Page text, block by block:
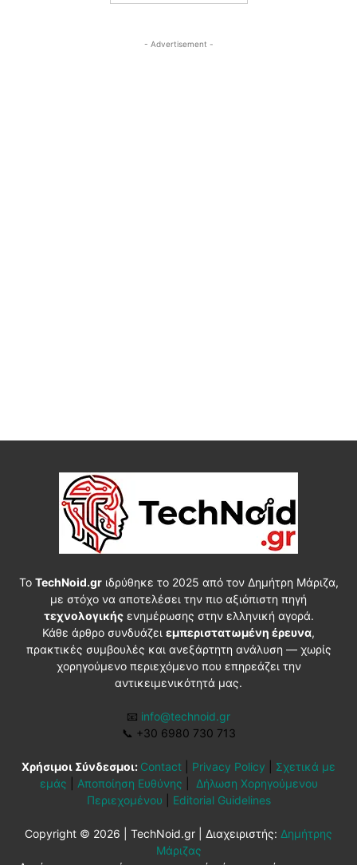
- Advertisement -
Το TechNoid.grιδρύθηκε το 2025 από τον Δημήτρη Μάριζα,
με στόχο να αποτελέσει την πιο αξιόπιστη πηγή
τεχνολογικήςενημέρωσης στην ελληνική αγορά.
Κάθε άρθρο συνδυάζει εμπεριστατωμένη έρευνα,
πρακτικές συμβουλές και ανεξάρτητη ανάλυση — χωρίς
χορηγούμενο περιεχόμενο που επηρεάζει την
αντικειμενικότητά μας.
📧 info@technoid.gr
📞 +30 6980 730 713
Χρήσιμοι Σύνδεσμοι: Contact Privacy Policy
Σχετικά με
εμάς
Αποποίηση Ευθύνης
Δήλωση Χορηγούμενου
Περιεχομένου
Editorial Guidelines
Copyright © 2026 | TechNoid.gr | Διαχειριστής: Δημήτρης
Μάριζας